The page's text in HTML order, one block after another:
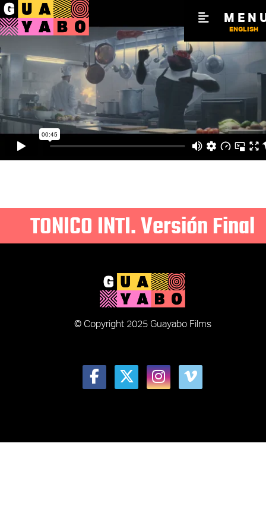
ENGLISH
TONICO INTI. Versión Final
© Copyright 2025 Guayabo Films